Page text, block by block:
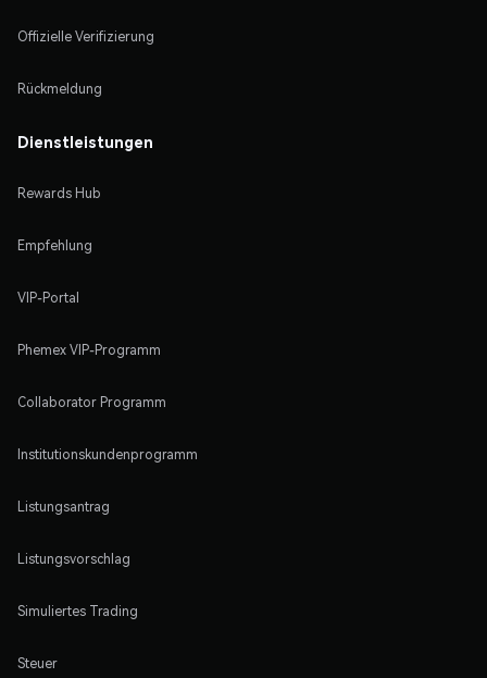
Offizielle Verifizierung
Rückmeldung
Dienstleistungen
Rewards Hub
Empfehlung
VIP-Portal
Phemex VIP-Programm
Collaborator Programm
Institutionskundenprogramm
Listungsantrag
Listungsvorschlag
Simuliertes Trading
Steuer